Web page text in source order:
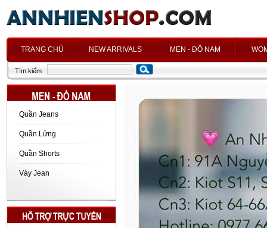
TRANG CHỦ NEW ARRIVALS MEN - ĐỒ NAM
Tìm kiếm
Quần Jeans
Quần Lửng
Quần Shorts
Váy Jean